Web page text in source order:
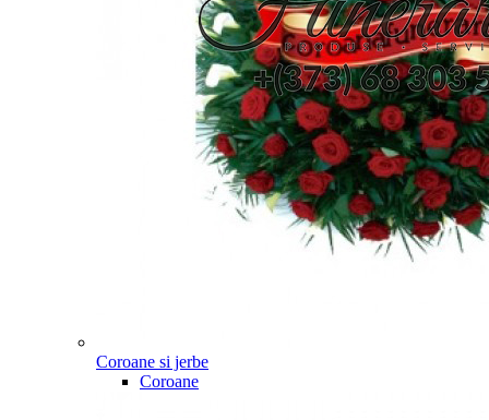
Coroane si jerbe
Coroane